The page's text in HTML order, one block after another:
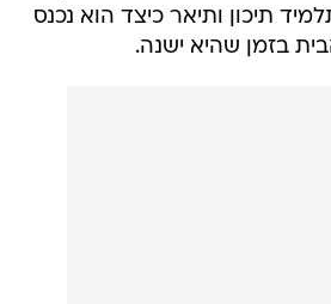
תיכון ותיאר כיצד הוא נכנס
בזמן שהיא ישנה.